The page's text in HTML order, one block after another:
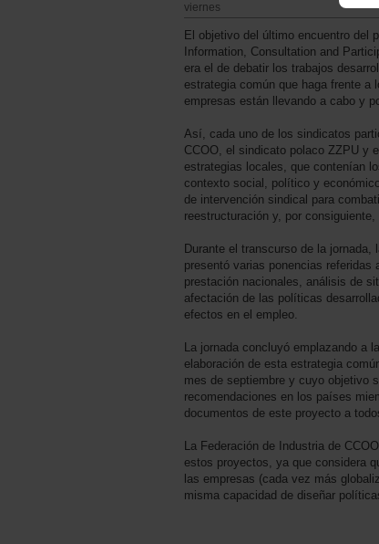
viernes
El objetivo del último encuentro del
Information, Consultation and
era el de debatir los trabajos
estrategia común que haga frente a
empresas están llevando a cabo y
Así, cada uno de los sindicatos
CCOO, el sindicato polaco ZZPU y
estrategias locales, que contenían
contexto social, político y
de intervención sindical para
reestructuración y, por consiguiente,
Durante el transcurso de la jornada,
presentó varias ponencias
prestación nacionales, análisis de
afectación de las políticas
efectos en el empleo.
La jornada concluyó emplazando a
elaboración de esta estrategia
mes de septiembre y cuyo objetivo
recomendaciones en los países
documentos de este proyecto a
La Federación de Industria de
estos proyectos, ya que considera
las empresas (cada vez más
misma capacidad de diseñar